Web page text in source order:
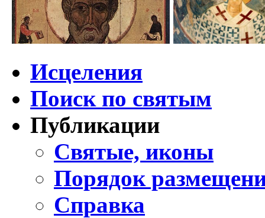
Исцеления
Поиск по святым
Публикации
Святые, иконы
Порядок
Справка